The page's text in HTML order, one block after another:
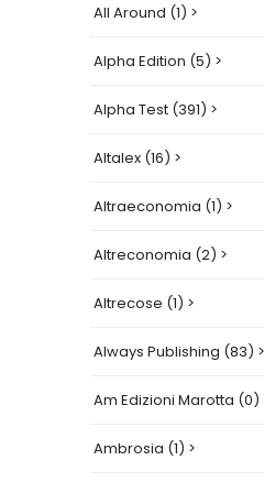
All Around (1) >
Alpha Edition (5) >
Alpha Test (391) >
Altalex (16) >
Altraeconomia (1) >
Altreconomia (2) >
Altrecose (1) >
Always Publishing (83) >
Am Edizioni Marotta (0)
Ambrosia (1) >